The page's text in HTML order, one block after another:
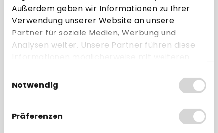
Außerdem geben wir Informationen zu Ihrer
Verwendung unserer Website an unsere
Partner für soziale Medien, Werbung und
Analysen weiter. Unsere Partner führen diese
haben oder die sie im Rahmen Ihrer Nutzung
der Dienste gesammelt haben.
Notwendig
Präferenzen
Jetzt Angebot anfordern!
Artikel-Nr.:GB-20086
Beschreibung